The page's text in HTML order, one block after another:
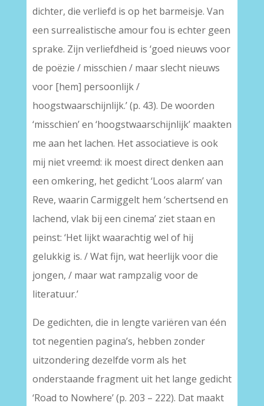
dichter, die verliefd is op het barmeisje. Van
een surrealistische amour fou is echter geen
sprake. Zijn verliefdheid is ‘goed nieuws voor
de poëzie / misschien / maar slecht nieuws
voor [hem] persoonlijk /
hoogstwaarschijnlijk.’ (p. 43). De woorden
‘misschien’ en ‘hoogstwaarschijnlijk’ maakten
me aan het lachen. Het associatieve is ook
mij niet vreemd: ik moest direct denken aan
een omkering, het gedicht ‘Loos alarm’ van
Reve, waarin Carmiggelt hem ‘schertsend en
lachend, vlak bij een cinema’ ziet staan en
peinst: ‘Het lijkt waarachtig wel of hij
gelukkig is. / Wat fijn, wat heerlijk voor die
jongen, / maar wat rampzalig voor de
literatuur.’
De gedichten, die in lengte variëren van één
tot negentien pagina’s, hebben zonder
uitzondering dezelfde vorm als het
onderstaande fragment uit het lange gedicht
‘Road to Nowhere’ (p. 203 – 222). Dat maakt